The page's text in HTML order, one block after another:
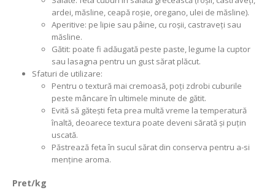
ardei, măsline, ceapă roșie, oregano, ulei de măsline).
Aperitive: pe lipie sau pâine, cu roșii, castraveți sau
măsline.
Gătit: poate fi adăugată peste paste, legume la cuptor
sau lasagna pentru un gust sărat plăcut.
Sfaturi de utilizare:
Pentru o textură mai cremoasă, poți zdrobi cuburile
peste mâncare în ultimele minute de gătit.
Evită să gătești feta prea multă vreme la temperatură
înaltă, deoarece textura poate deveni sărată și puțin
uscată.
Păstrează feta în sucul sărat din conserva pentru a-si
menține aroma.
Pret/kg